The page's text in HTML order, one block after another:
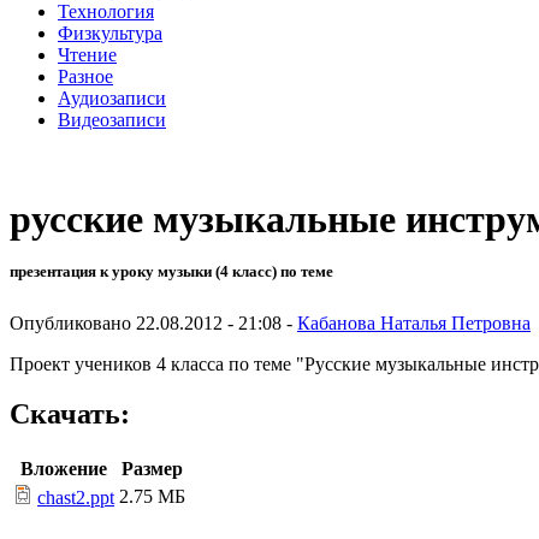
Технология
Физкультура
Чтение
Разное
Аудиозаписи
Видеозаписи
русские музыкальные
презентация к уроку музыки (4 класс) по теме
Опубликовано 22.08.2012 - 21:08 - Кабанова Наталья Петровна
Проект учеников 4 класса по теме "Русские музыкальные
Скачать:
Вложение
Размер
chast2.ppt 2.75 МБ